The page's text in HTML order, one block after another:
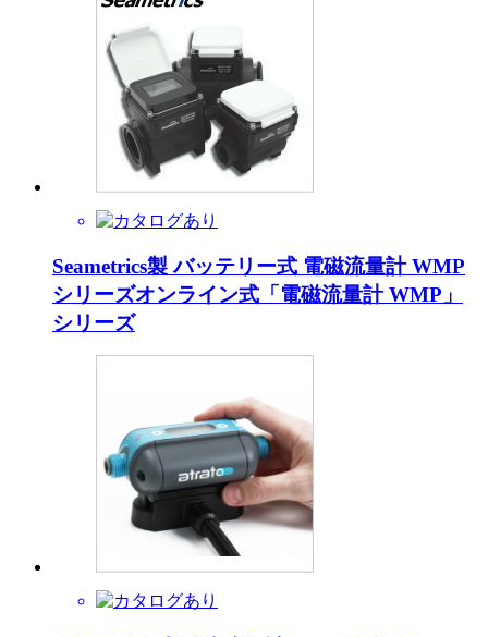
Seametrics製 バッテリー式 電磁流量計 WMP
シリーズオンライン式「電磁流量計 WMP」
シリーズ